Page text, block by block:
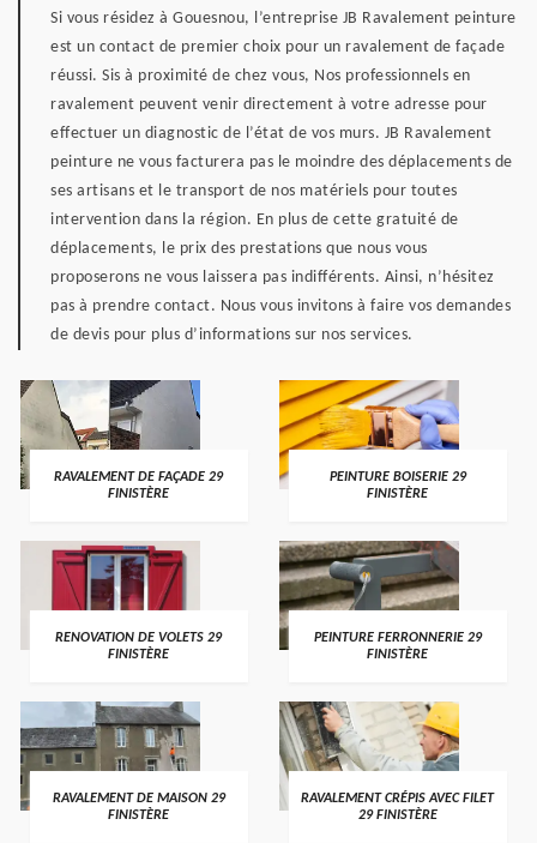
Si vous résidez à Gouesnou, l’entreprise JB Ravalement peinture
est un contact de premier choix pour un ravalement de façade
réussi. Sis à proximité de chez vous, Nos professionnels en
ravalement peuvent venir directement à votre adresse pour
effectuer un diagnostic de l’état de vos murs. JB Ravalement
peinture ne vous facturera pas le moindre des déplacements de
ses artisans et le transport de nos matériels pour toutes
intervention dans la région. En plus de cette gratuité de
déplacements, le prix des prestations que nous vous
proposerons ne vous laissera pas indifférents. Ainsi, n’hésitez
pas à prendre contact. Nous vous invitons à faire vos demandes
de devis pour plus d’informations sur nos services.
RAVALEMENT DE FAÇADE 29
FINISTÈRE
PEINTURE BOISERIE 29
FINISTÈRE
RENOVATION DE VOLETS 29
FINISTÈRE
PEINTURE FERRONNERIE 29
FINISTÈRE
RAVALEMENT DE MAISON 29
FINISTÈRE
RAVALEMENT CRÉPIS AVEC FILET
29 FINISTÈRE